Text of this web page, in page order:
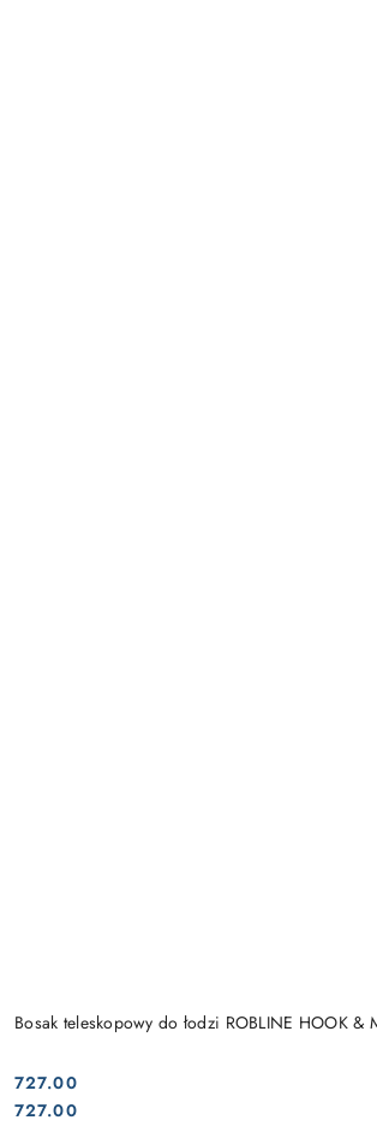
Bosak teleskopowy do łodzi ROBLINE HOOK
Cena:
727.00
Cena:
727.00